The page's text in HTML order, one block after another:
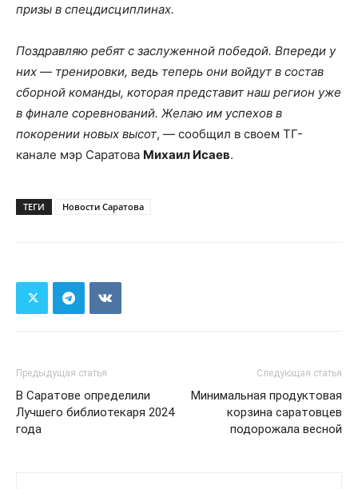
призы в спецдисциплинах.
Поздравляю ребят с заслуженной победой. Впереди у
них — тренировки, ведь теперь они войдут в состав
сборной команды, которая представит наш регион уже
в финале соревнований. Желаю им успехов в
покорении новых высот, — сообщил в своем ТГ-
канале мэр Саратова Михаил Исаев.
ТЕГИ Новости Саратова
Предыдущая статья
В Саратове определили
Лучшего библиотекаря 2024
года
Следующая статья
Минимальная продуктовая
корзина саратовцев
подорожала весной